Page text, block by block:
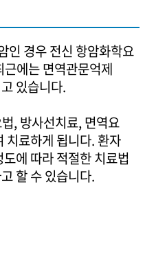
인 경우 전신 항암화학요
에는 면역관문억제
있습니다.
, 방사선치료, 면역요
치료하게 됩니다. 환자
에 따라 적절한 치료법
할 수 있습니다.